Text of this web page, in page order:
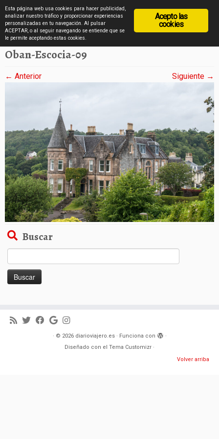
Saltar
al
diarioviajero.es
Inicio » Oban en imágenes » Oban-Escocia-09
Oban-Escocia-09
← Anterior Siguiente →
Buscar
· © 2026 diarioviajero.es· Funciona con
·
Diseñado con el Tema Customizr ·
Volver arriba
Acepto las
cookies
Esta página web usa cookies para hacer publicidad,
analizar nuestro tráfico y proporcionar experiencias
personalizadas en tu navegación. Al pulsar
ACEPTAR, o al seguir navegando se entiende que se
le permite aceptando estas cookies.